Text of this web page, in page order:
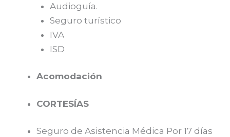
Audioguía.
Seguro turístico
IVA
ISD
Acomodación
CORTESÍAS
Seguro de Asistencia Médica Por 17 días